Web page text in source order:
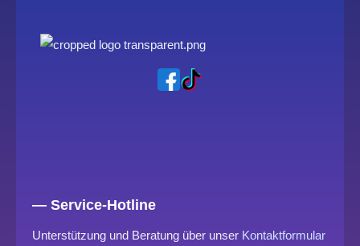
— Service-Hotline
Unterstützung und Beratung über unser Kontaktformular